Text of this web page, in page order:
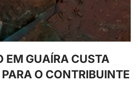
EM GUAÍRA CUSTA
O CONTRIBUINTE